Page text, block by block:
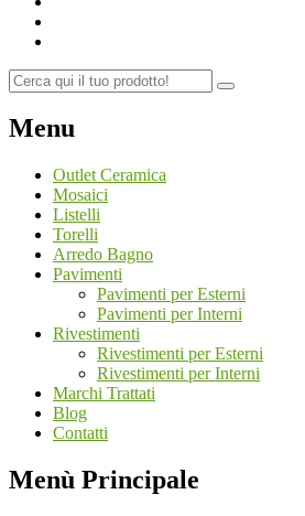
Menu
Outlet Ceramica
Mosaici
Listelli
Torelli
Arredo Bagno
Pavimenti
Pavimenti per Esterni
Pavimenti per Interni
Rivestimenti
Rivestimenti per Esterni
Rivestimenti per Interni
Marchi Trattati
Blog
Contatti
Menù Principale